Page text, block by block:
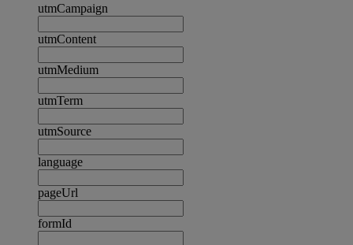
utmCampaign
utmContent
utmMedium
utmTerm
utmSource
language
pageUrl
formId